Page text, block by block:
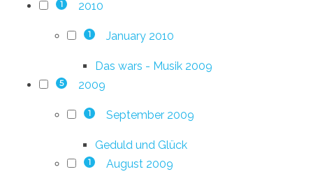
1 2010
1 January 2010
Das wars - Musik 2009
5 2009
1 September 2009
Geduld und Glück
1 August 2009